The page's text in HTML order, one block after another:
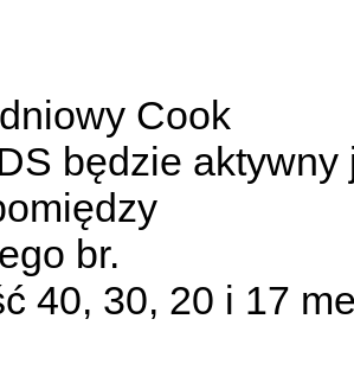
Cook
będzie
br.
40, 30, 20 i 17